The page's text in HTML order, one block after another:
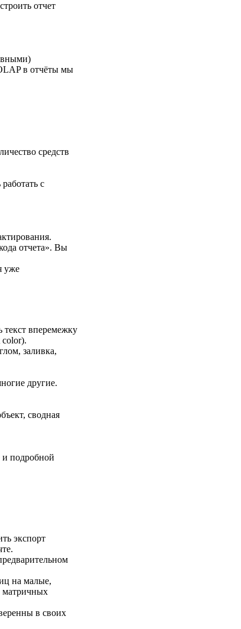
отчет
в отчёты мы
средств
с
отчета». Вы
уже
текст вперемежку
заливка,
другие.
сводная
и подробной
экспорт
на малые,
матричных
в своих